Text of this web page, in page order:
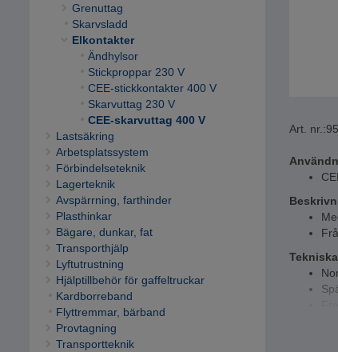
Grenuttag
Skarvsladd
Elkontakter
Ändhylsor
Stickproppar 230 V
CEE-stickkontakter 400 V
Skarvuttag 230 V
CEE-skarvuttag 400 V
Lastsäkring
Arbetsplatssystem
Förbindelseteknik
Lagerteknik
Avspärrning, farthinder
Plasthinkar
Bägare, dunkar, fat
Transporthjälp
Lyftutrustning
Hjälptillbehör för gaffeltruckar
Kardborreband
Flyttremmar, bärband
Provtagning
Transportteknik
Art. nr.: